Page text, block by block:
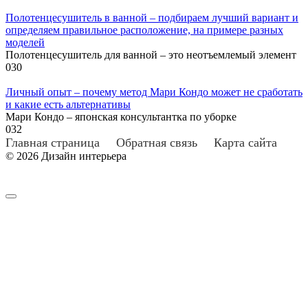
Полотенцесушитель в ванной – подбираем лучший вариант и
определяем правильное расположение, на примере разных
моделей
Полотенцесушитель для ванной – это неотъемлемый элемент
030
Личный опыт – почему метод Мари Кондо может не сработать
и какие есть альтернативы
Мари Кондо – японская консультантка по уборке
032
Главная страница Обратная связь Карта сайта
© 2026 Дизайн интерьера